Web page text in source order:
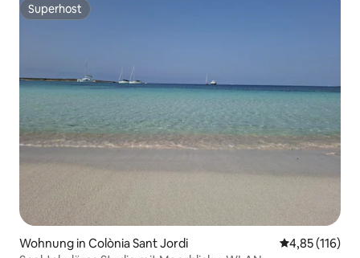
Superhost
Superhost
Wohnung in Colònia Sant Jordi
4,85 (116)